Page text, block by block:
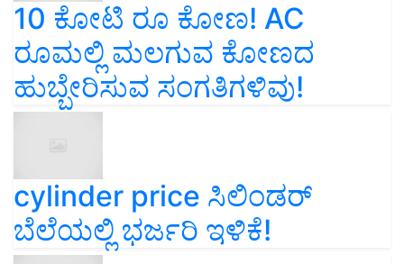
10 ಕೋಟಿ ರೂ ಕೋಣ! AC
ರೂಮಲ್ಲಿ ಮಲಗುವ ಕೋಣದ
ಹುಬ್ಬೇರಿಸುವ ಸಂಗತಿಗಳಿವು!
cylinder price ಸಿಲಿಂಡರ್‌
ಬೆಲೆಯಲ್ಲಿ ಭರ್ಜರಿ ಇಳಿಕೆ!